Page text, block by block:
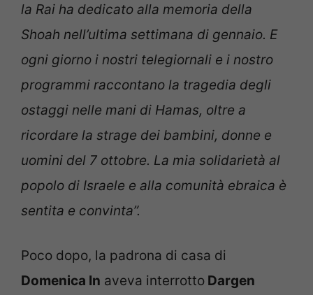
la Rai ha dedicato alla memoria della
Shoah nell’ultima settimana di gennaio. E
ogni giorno i nostri telegiornali e i nostro
programmi raccontano la tragedia degli
ostaggi nelle mani di Hamas, oltre a
ricordare la strage dei bambini, donne e
uomini del 7 ottobre. La mia solidarietà al
popolo di Israele e alla comunità ebraica è
sentita e convinta”.
Poco dopo, la padrona di casa di
Domenica In aveva interrotto Dargen